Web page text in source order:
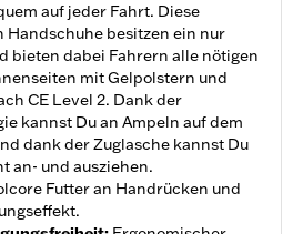
auf jeder Fahrt. Diese
besitzen ein nur
bieten dabei Fahrern alle nötigen
mit Gelpolstern und
CE Level 2. Dank der
kannst Du an Ampeln auf dem
dank der Zuglasche kannst Du
an- und ausziehen.
Futter an Handrücken und